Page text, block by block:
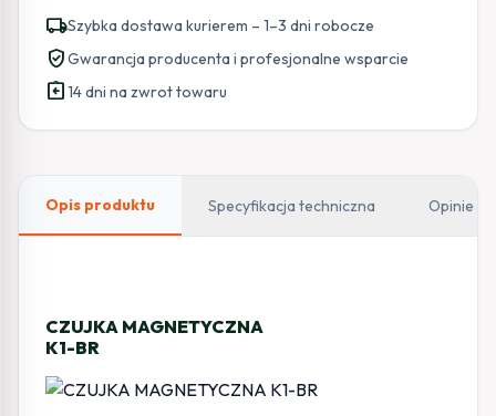
BOCZNY
K-
1-
BR
local_shippingSzybka dostawa kurierem – 1–3 dni robocze
verified_userGwarancja producenta i profesjonalne wsparcie
assignment_return14 dni na zwrot towaru
Opis produktu Specyfikacja techniczna Opinie
CZUJKA MAGNETYCZNA
K1-BR